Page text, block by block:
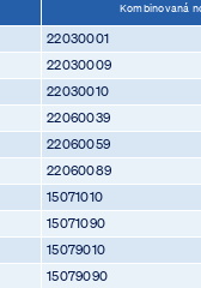
Kombinovaná
22030001
22030009
22030010
22060039
22060059
22060089
15071010
15071090
15079010
15079090